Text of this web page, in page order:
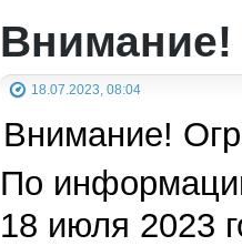
Внимание!
18.07.2023, 08:04
Внимание!
По
18 июля 2023